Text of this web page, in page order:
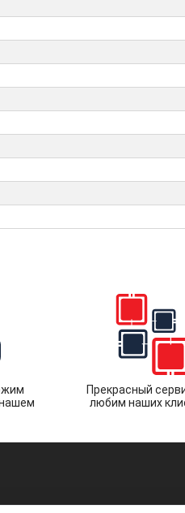
Прекрасный
любим наших